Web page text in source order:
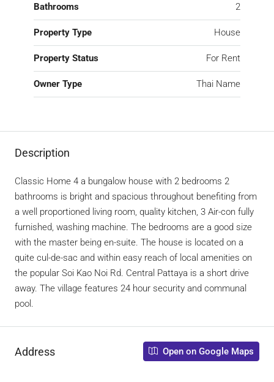
Bathrooms 2
Property Type House
Property Status For Rent
Owner Type Thai Name
Description
Classic Home 4 a bungalow house with 2 bedrooms 2
bathrooms is bright and spacious throughout benefiting from
a well proportioned living room, quality kitchen, 3 Air-con fully
furnished, washing machine. The bedrooms are a good size
with the master being en-suite. The house is located on a
quite cul-de-sac and within easy reach of local amenities on
the popular Soi Kao Noi Rd. Central Pattaya is a short drive
away. The village features 24 hour security and communal
pool.
Address Open on Google Maps